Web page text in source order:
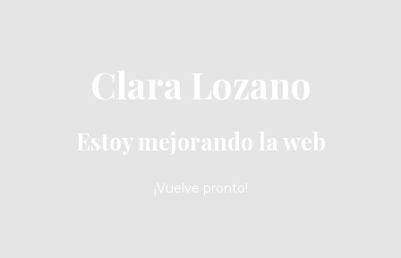
Clara Lozano
Estoy mejorando la web
¡Vuelve pronto!